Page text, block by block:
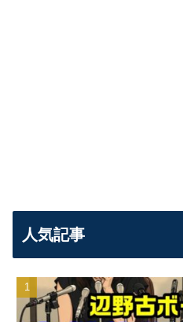
人気記事